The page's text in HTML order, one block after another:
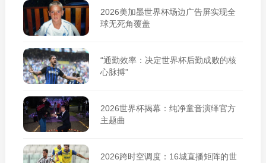
2026美加墨世界杯场边广告屏实现全
球无死角覆盖
“通勤效率：决定世界杯后勤成败的核
心脉搏”
2026世界杯揭幕：纯净童音演绎官方
主题曲
2026跨时空调度：16城直播矩阵的世